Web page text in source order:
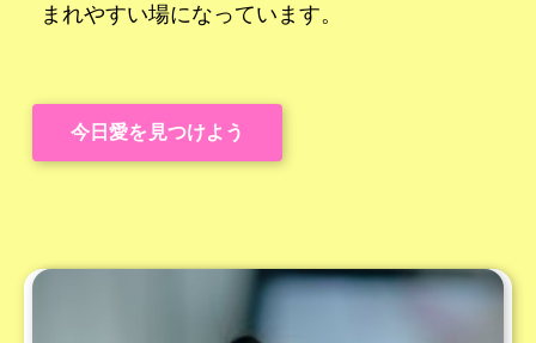
まれやすい場になっています。
今日愛を見つけよう